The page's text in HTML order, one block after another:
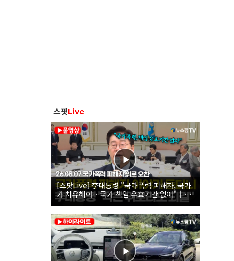
스팟Live
[스팟Live] 李대통령 "국가폭력 피해자, 국가
가 치유해야…국가 책임 유효기간 없어"｜
26.08.07 국가폭력 피해자 위로 오찬